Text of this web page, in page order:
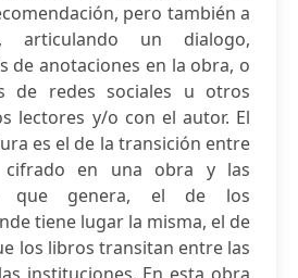
pero también a
articulando un dialogo,
de anotaciones en la obra, o
de redes sociales u otros
lectores y/o con el autor. El
es el de la transición entre
cifrado en una obra y las
que genera, el de los
tiene lugar la misma, el de
los libros transitan entre las